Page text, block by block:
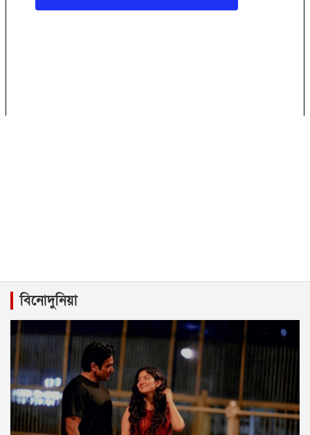
বিনোদুনিয়া